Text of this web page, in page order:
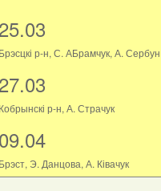
25.03
Брэсцкі р-н, С. АБрамчук, А. Сербун
27.03
Кобрынскі р-н, А. Страчук
09.04
Брэст, Э. Данцова, А. Ківачук